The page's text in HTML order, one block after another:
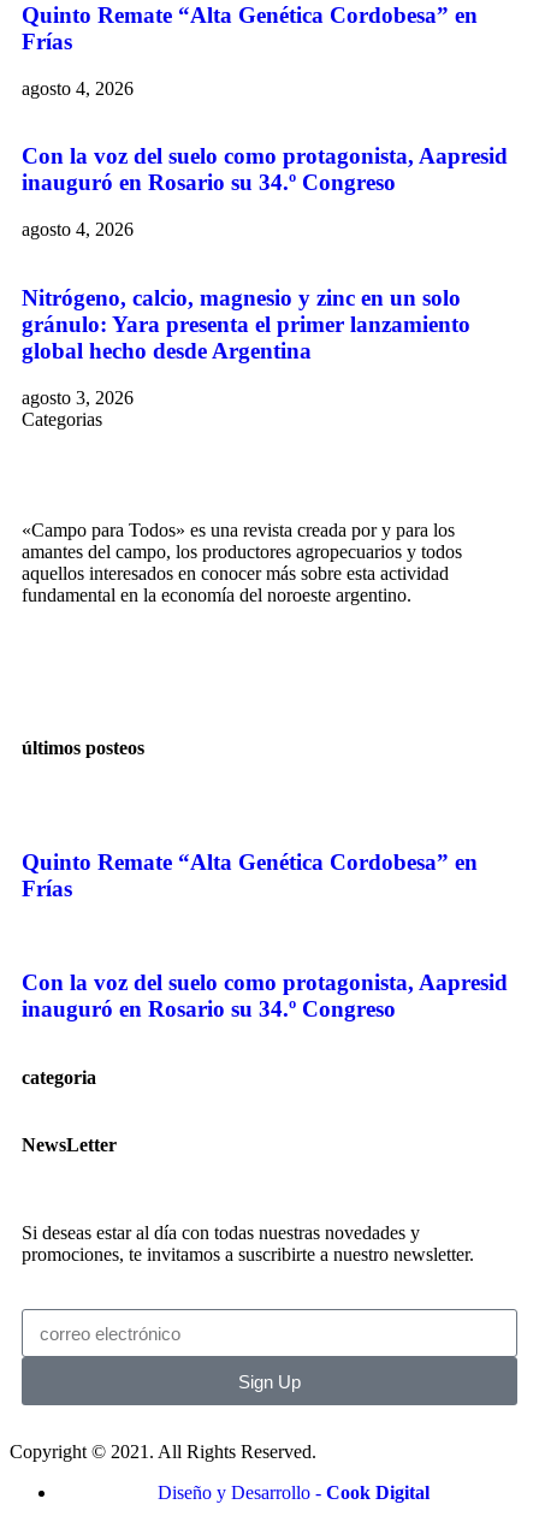
Quinto Remate “Alta Genética Cordobesa” en
Frías
agosto 4, 2026
Con la voz del suelo como protagonista, Aapresid
inauguró en Rosario su 34.º Congreso
agosto 4, 2026
Nitrógeno, calcio, magnesio y zinc en un solo
gránulo: Yara presenta el primer lanzamiento
global hecho desde Argentina
agosto 3, 2026
Categorias
«Campo para Todos» es una revista creada por y para los
amantes del campo, los productores agropecuarios y todos
aquellos interesados en conocer más sobre esta actividad
fundamental en la economía del noroeste argentino.
últimos posteos
Quinto Remate “Alta Genética Cordobesa” en
Frías
Con la voz del suelo como protagonista, Aapresid
inauguró en Rosario su 34.º Congreso
categoria
NewsLetter
Si deseas estar al día con todas nuestras novedades y
promociones, te invitamos a suscribirte a nuestro newsletter.
Sign Up
Copyright © 2021. All Rights Reserved.
Diseño y Desarrollo - Cook Digital